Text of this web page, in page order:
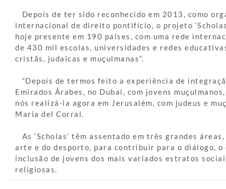
Depois de ter sido reconhecido em 2013, como
internacional de direito pontifício, o projeto
hoje presente em 190 países, com uma rede
de 430 mil escolas, universidades e redes
cristãs, judaicas e muçulmanas”.
“Depois de termos feito a experiência de
Emirados Árabes, no Dubai, com jovens
nós realizá-la agora em Jerusalém, com judeus e
María del Corral.
As ‘Scholas’ têm assentado em três grandes
arte e do desporto, para contribuir para o diálogo, o
inclusão de jovens dos mais variados estratos
religiosas.